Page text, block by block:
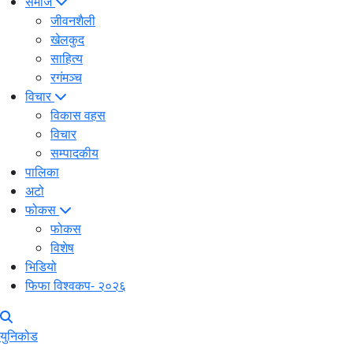
जीवनशैली
खेलकुद
साहित्य
रगंमञ्च
विचार
विकास वहस
विचार
सम्पादकीय
पालिका
अटो
फोकस
फोकस
विशेष
भिडियो
फिफा विश्वकप- २०२६
युनिकोड